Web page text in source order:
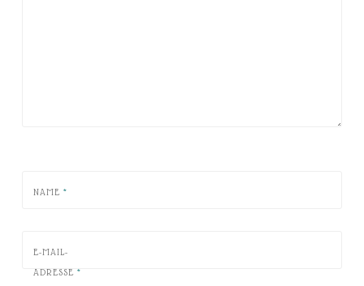
NAME *
E-MAIL-
ADRESSE *